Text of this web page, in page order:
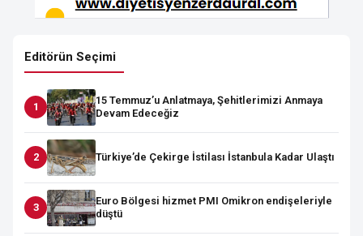
Editörün Seçimi
15 Temmuz’u Anlatmaya, Şehitlerimizi Anmaya
Devam Edeceğiz
Türkiye’de Çekirge İstilası İstanbula Kadar Ulaştı
Euro Bölgesi hizmet PMI Omikron endişeleriyle
düştü